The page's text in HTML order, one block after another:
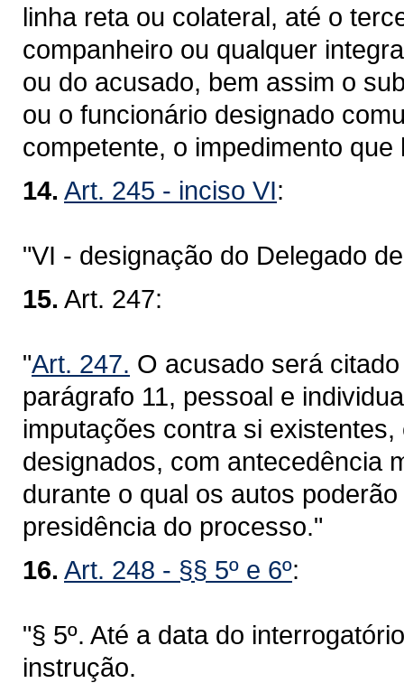
linha reta ou colateral, até o
companheiro ou qualquer
ou do acusado, bem assim o
ou o funcionário designado
competente, o impedimento que
14. Art. 245 - inciso VI:
"VI - designação do Delegado
15. Art. 247:
"Art. 247. O acusado será
parágrafo 11, pessoal e
imputações contra si
designados, com antecedência
durante o qual os autos
presidência do processo."
16. Art. 248 - §§ 5º e 6º:
"§ 5º. Até a data do
instrução.